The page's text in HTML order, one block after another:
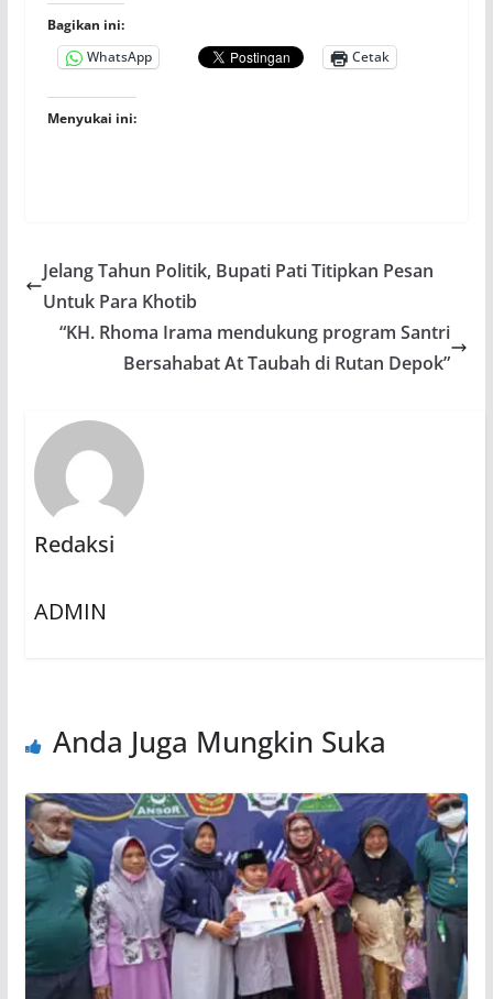
Bagikan ini:
WhatsApp
Cetak
Menyukai ini:
Jelang Tahun Politik, Bupati Pati Titipkan Pesan
Untuk Para Khotib
“KH. Rhoma Irama mendukung program Santri
Bersahabat At Taubah di Rutan Depok”
Redaksi
ADMIN
Anda Juga Mungkin Suka